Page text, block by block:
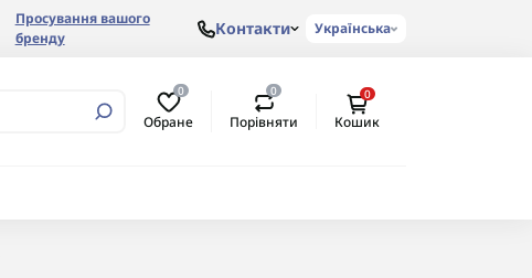
Просування вашого
бренду
Контакти Українська
0
Обране
0
Порівняти
0
Кошик